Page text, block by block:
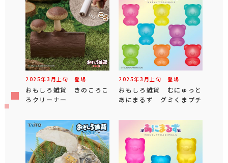
2025年3 月 上旬 登場
おもしろ雑貨 きのころこ
ろクリーナー
2025年3 月 上旬 登場
おもしろ雑貨 むにゅっと
あにまるず グミくまプチ